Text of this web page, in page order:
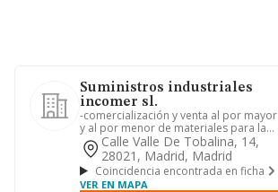
Suministros industriales
incomer sl.
-comercialización y venta al por mayor
y al por menor de materiales para la
construcción, industria...
Calle Valle De Tobalina, 14,
28021, Madrid, Madrid
Coincidencia encontrada en ficha
VER EN MAPA